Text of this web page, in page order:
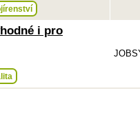
i pro